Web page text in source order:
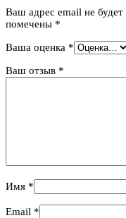
Ваш адрес email не будет
помечены *
Ваша оценка *
Ваш отзыв *
Имя *
Email *